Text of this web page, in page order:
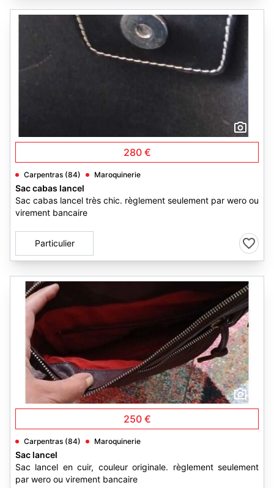
280 €
Carpentras (84) Maroquinerie
Sac cabas lancel
Sac cabas lancel très chic. règlement seulement par wero ou
virement bancaire
Particulier
250 €
Carpentras (84) Maroquinerie
Sac lancel
Sac lancel en cuir, couleur originale. règlement seulement
par wero ou virement bancaire